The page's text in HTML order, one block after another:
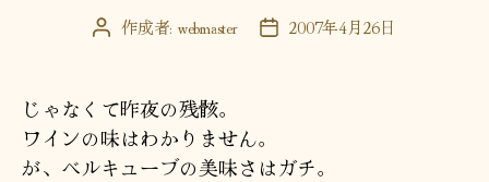
投 作成者: webmaster
投 2007年4月26日
じゃなくて昨夜の残骸。
ワインの味はわかりません。
が、ベルキューブの美味さはガチ。